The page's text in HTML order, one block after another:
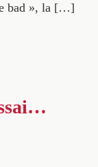
bad », la […]